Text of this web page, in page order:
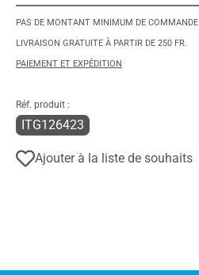
PAS DE MONTANT MINIMUM DE COMMANDE
LIVRAISON GRATUITE À PARTIR DE 250 FR.
PAIEMENT ET EXPÉDITION
Réf. produit :
ITG126423
Ajouter à la liste de souhaits